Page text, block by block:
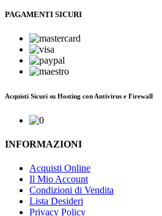
PAGAMENTI SICURI
Acquisti Sicuri su Hosting con Antivirus e Firewall
INFORMAZIONI
Acquisti Online
Il Mio Account
Condizioni di Vendita
Lista Desideri
Privacy Policy